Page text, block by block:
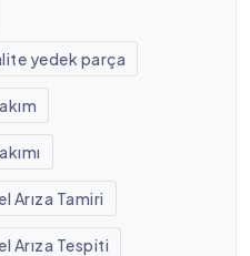
yedek parça
Arıza Tamiri
Arıza Tespiti